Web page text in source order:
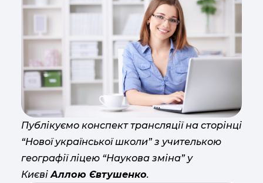
Публікуємо конспект трансляції на сторінці
“Нової української школи” з учителькою
географії ліцею “Наукова зміна” у
Києві Аллою Євтушенко.